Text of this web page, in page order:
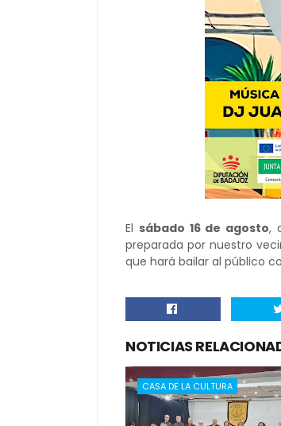
El sábado 16 de agosto,
preparada por nuestro
que hará bailar al público
NOTICIAS
CASA DE LA CULTURA